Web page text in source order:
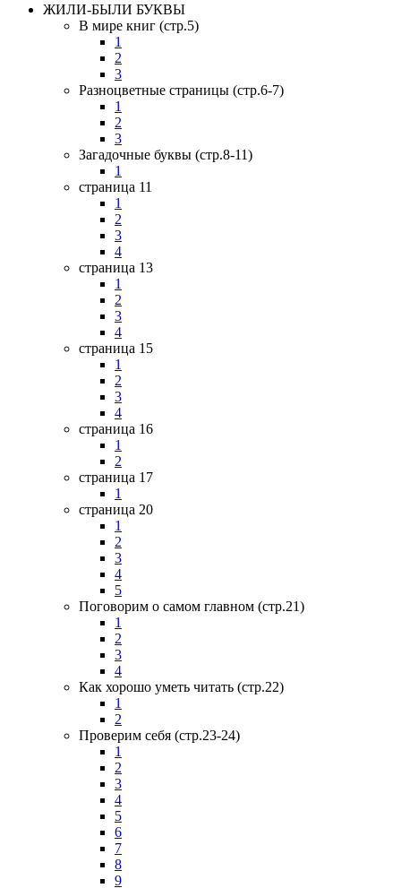
ЖИЛИ-БЫЛИ БУКВЫ
В мире книг (стр.5)
1
2
3
Разноцветные страницы (стр.6-7)
1
2
3
Загадочные буквы (стр.8-11)
1
страница 11
1
2
3
4
страница 13
1
2
3
4
страница 15
1
2
3
4
страница 16
1
2
страница 17
1
страница 20
1
2
3
4
5
Поговорим о самом главном (стр.21)
1
2
3
4
Как хорошо уметь читать (стр.22)
1
2
Проверим себя (стр.23-24)
1
2
3
4
5
6
7
8
9